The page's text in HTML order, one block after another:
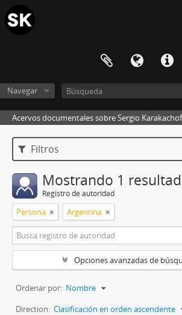
Navegar
Acervos documentales sobre Sergio
Filtros
Mostrando 1
Registro de autoridad
Persona Argentina
Opciones avanzadas de
Ordenar por: Nombre
Direction: Clasificación en orden ascendente